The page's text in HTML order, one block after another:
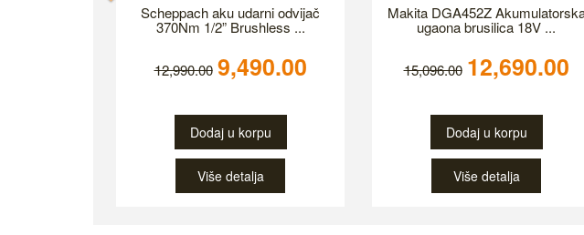
Scheppach aku udarni odvijač
370Nm 1/2” Brushless ...
12,990.00 9,490.00
Dodaj u korpu
Više detalja
Makita DGA452Z
ugaona brusilica 18V ...
15,096.00 12,690.00
Dodaj u korpu
Više detalja